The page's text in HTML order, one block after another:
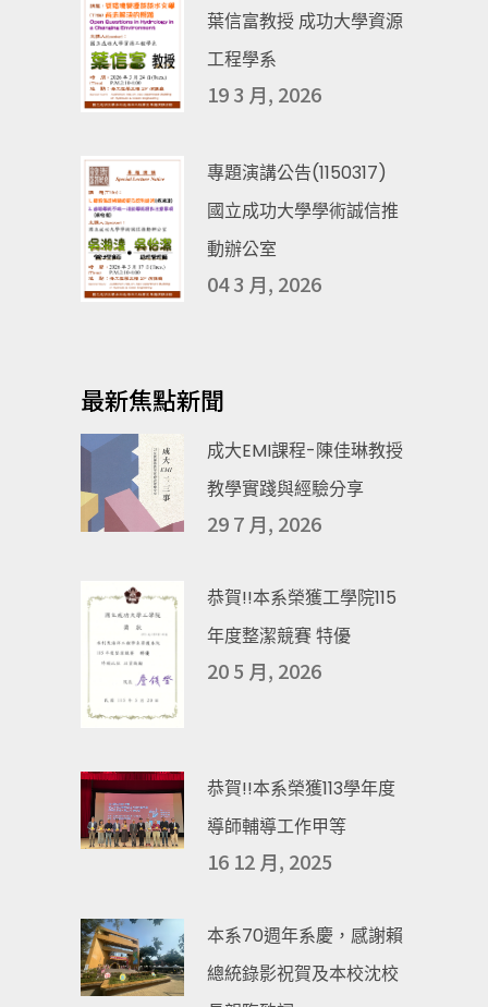
葉信富教授 成功大學資源
工程學系
19 3 月, 2026
專題演講公告(1150317)
國立成功大學學術誠信推
動辦公室
04 3 月, 2026
最新焦點新聞
成大EMI課程-陳佳琳教授
教學實踐與經驗分享
29 7 月, 2026
恭賀!!本系榮獲工學院115
年度整潔競賽 特優
20 5 月, 2026
恭賀!!本系榮獲113學年度
導師輔導工作甲等
16 12 月, 2025
本系70週年系慶，感謝賴
總統錄影祝賀及本校沈校